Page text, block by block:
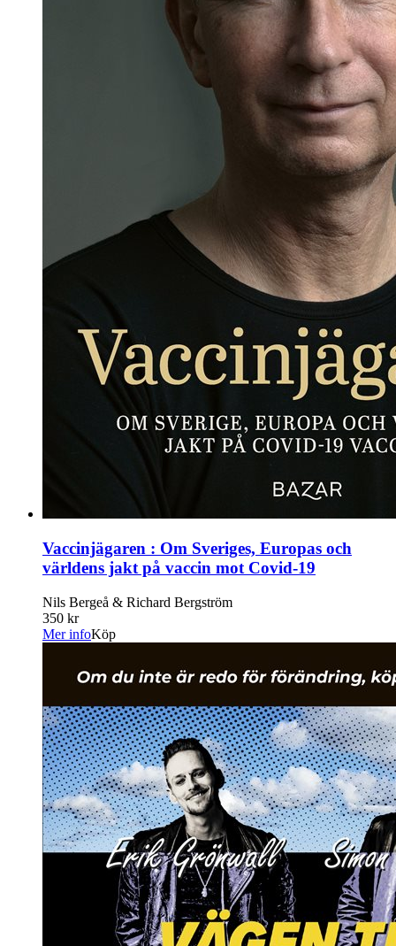
Vaccinjägaren : Om Sveriges, Europas och
världens jakt på vaccin mot Covid-19
Nils Bergeå & Richard Bergström
350 kr
Mer infoKöp